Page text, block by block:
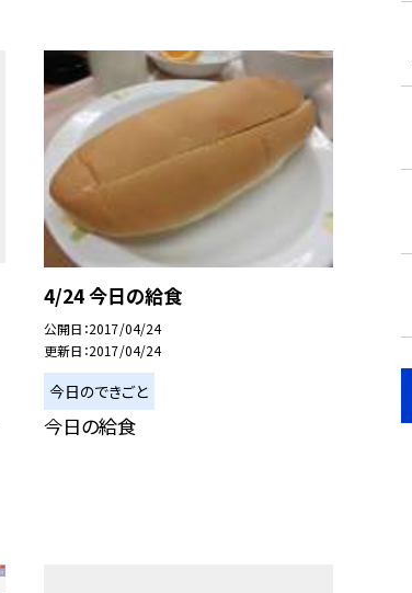
4/24 今日の給食
公開日 2017/04/24
更新日 2017/04/24
今日のできごと
今日の給食